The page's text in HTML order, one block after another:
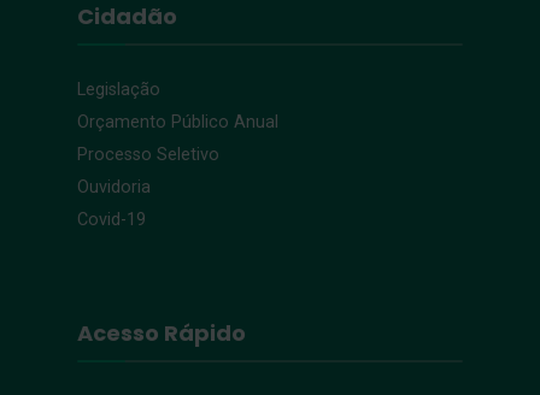
Cidadão
Legislação
Orçamento Público Anual
Processo Seletivo
Ouvidoria
Covid-19
Acesso Rápido